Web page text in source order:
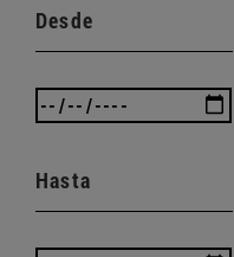
Desde
Hasta